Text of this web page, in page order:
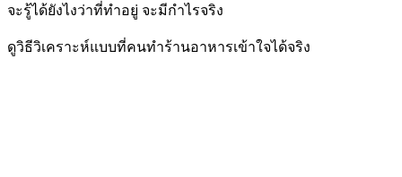
จะรู้ได้ยังไงว่าที่ทำอยู่ จะมีกำไรจริง
ดูวิธีวิเคราะห์แบบที่คนทำร้านอาหารเข้าใจได้จริง